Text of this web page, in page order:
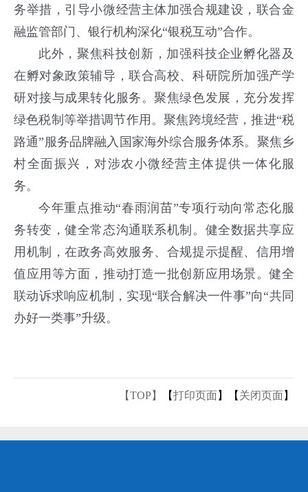
务举措，引导小微经营主体加强合规建设，联合金
融监管部门、银行机构深化“银税互动”合作。
此外，聚焦科技创新，加强科技企业孵化器及
在孵对象政策辅导，联合高校、科研院所加强产学
研对接与成果转化服务。聚焦绿色发展，充分发挥
绿色税制等举措调节作用。聚焦跨境经营，推进“税
路通”服务品牌融入国家海外综合服务体系。聚焦乡
村全面振兴，对涉农小微经营主体提供一体化服
务。
今年重点推动“春雨润苗”专项行动向常态化服
务转变，健全常态沟通联系机制。健全数据共享应
用机制，在政务高效服务、合规提示提醒、信用增
值应用等方面，推动打造一批创新应用场景。健全
联动诉求响应机制，实现“联合解决一件事”向“共同
办好一类事”升级。
【TOP】 【打印页面】【 关闭页面】